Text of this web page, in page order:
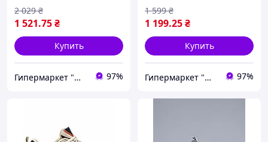
1 521.75₴
2 029 ₴
Купить
Гипермаркет "Материк" 97%
1 199.25₴
1 599 ₴
Купить
Гипермаркет "Материк" 97%